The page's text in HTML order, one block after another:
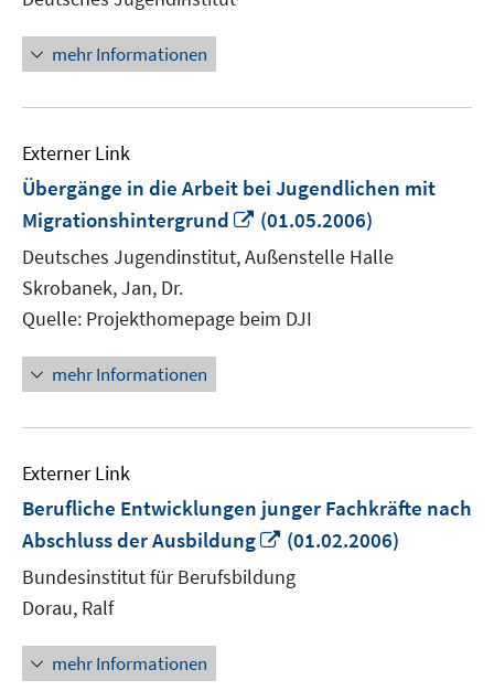
Fenster
öffnen
mehr Informationen
Externer Link
Übergänge in die Arbeit bei Jugendlichen mit
Migrationshintergrund
In
neuem
Fenster
(01.05.2006)
Deutsches Jugendinstitut, Außenstelle Halle
Skrobanek, Jan, Dr.
Quelle: Projekthomepage beim DJI
mehr Informationen
Externer Link
Berufliche Entwicklungen junger Fachkräfte nach
Abschluss der Ausbildung
In
Fenster
(01.02.2006)
Bundesinstitut für Berufsbildung
Dorau, Ralf
mehr Informationen